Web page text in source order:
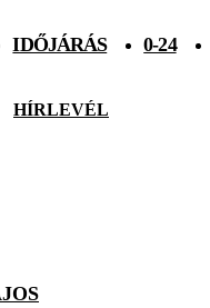
IDŐJÁRÁS 0-24
HÍRLEVÉL